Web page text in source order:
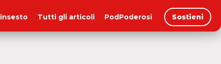
Tutti gli articoli PodPoderosi Sostieni